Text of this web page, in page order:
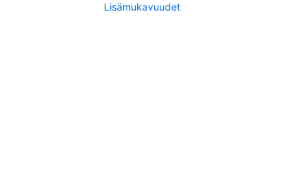
Lisämukavuudet